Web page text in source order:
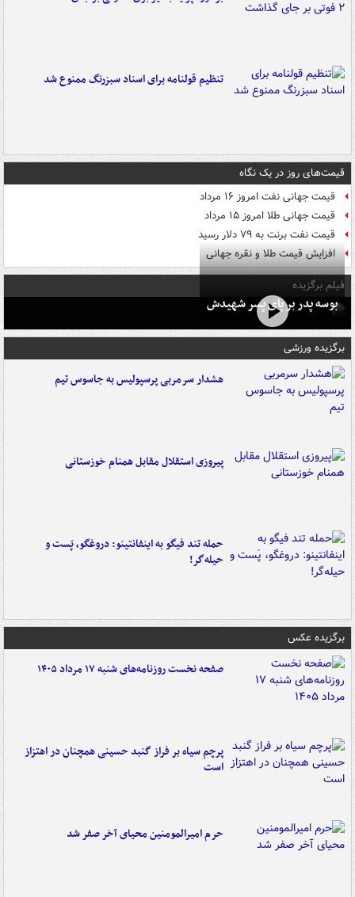
تنظیم قولنامه برای اسناد سبزرنگ ممنوع شد
قیمت‌های روز در یک نگاه
قیمت جهانی نفت امروز ۱۶ مرداد
قیمت جهانی طلا امروز ۱۵ مرداد
قیمت نفت برنت به ۷۹ دلار رسید
افزایش قیمت طلا و نقره جهانی
فیلم برگزیده
بوسه‌ پدر بر پای پسر شهیدش
برگزیده ورزشی
هشدار سرمربی پرسپولیس به جاسوس تیم
پیروزی استقلال مقابل همنام خوزستانی
حمله تند فیگو به اینفانتینو: دروغگو، پَست‌ و
حیله‌گر!
برگزیده عکس
صفحه نخست روزنامه‌های شنبه ۱۷ مرداد ۱۴۰۵
پرچم سیاه بر فراز گنبد حسینی همچنان در اهتزاز
است
حرم امیرالمومنین محیای آخر صفر شد